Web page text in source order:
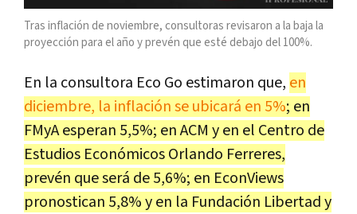
Tras inflación de noviembre, consultoras revisaron a la baja la
proyección para el año y prevén que esté debajo del 100%.
En la consultora Eco Go estimaron que, en
diciembre, la inflación se ubicará en 5%; en
FMyA esperan 5,5%; en ACM y en el Centro de
Estudios Económicos Orlando Ferreres,
prevén que será de 5,6%; en EconViews
pronostican 5,8% y en la Fundación Libertad y